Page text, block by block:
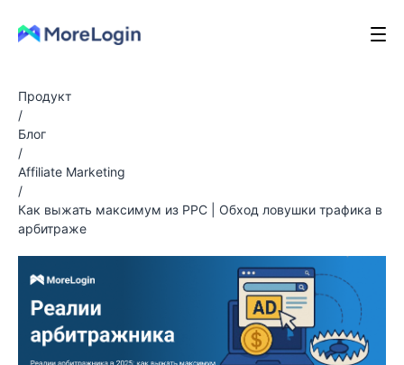
Продукт
/
Блог
/
Affiliate Marketing
/
Как выжать максимум из PPC | Обход ловушки трафика в
арбитраже